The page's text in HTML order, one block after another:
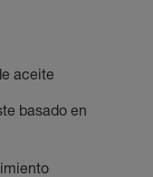
aceite
basado en